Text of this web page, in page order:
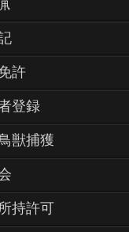
許
登録
獣捕獲
持許可